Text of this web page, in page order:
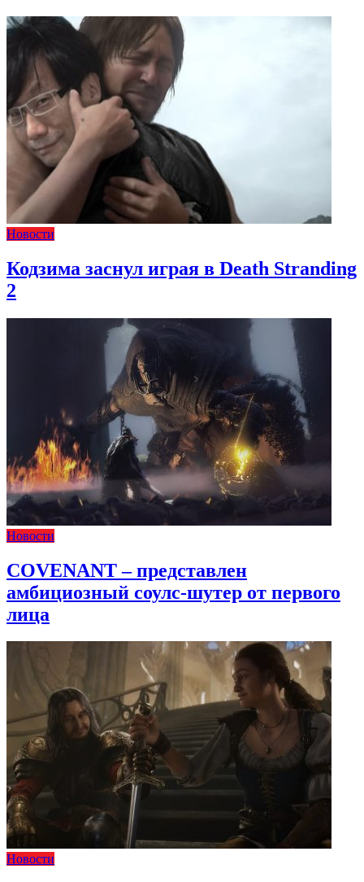
Новости
Кодзима заснул играя в Death Stranding
2
Новости
COVENANT – представлен
амбициозный соулс-шутер от первого
лица
Новости